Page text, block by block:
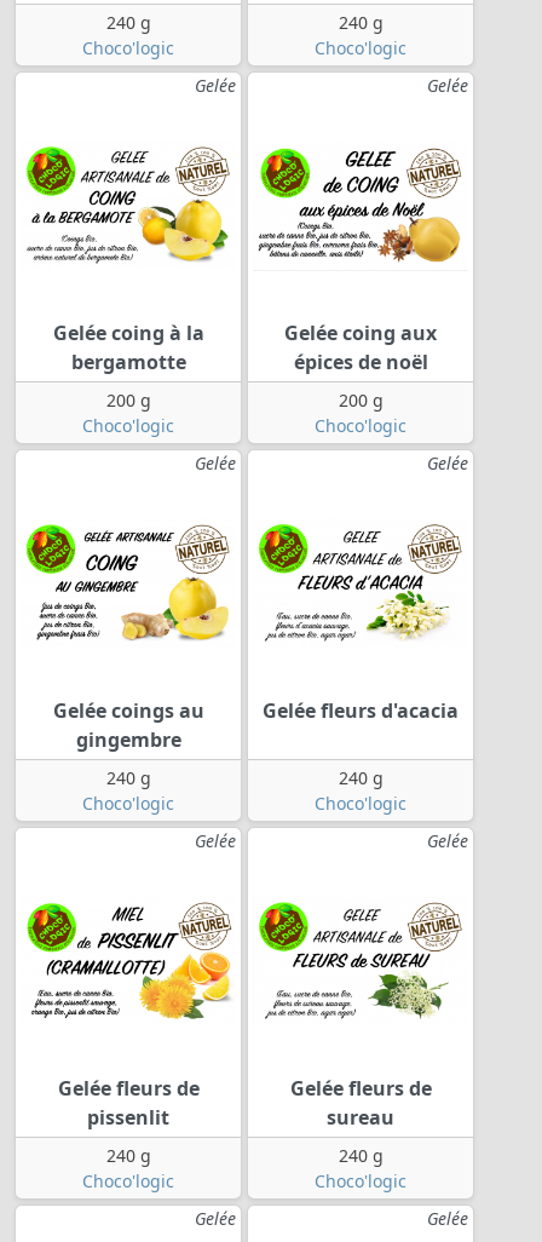
240 g
Choco'logic
240 g
Choco'logic
Gelée
Gelée coing à la
bergamotte
200 g
Choco'logic
Gelée
Gelée coing aux
épices de noël
200 g
Choco'logic
Gelée
Gelée coings au
gingembre
240 g
Choco'logic
Gelée
Gelée fleurs d'acacia
240 g
Choco'logic
Gelée
Gelée fleurs de
pissenlit
240 g
Choco'logic
Gelée
Gelée fleurs de
sureau
240 g
Choco'logic
Gelée
Gelée